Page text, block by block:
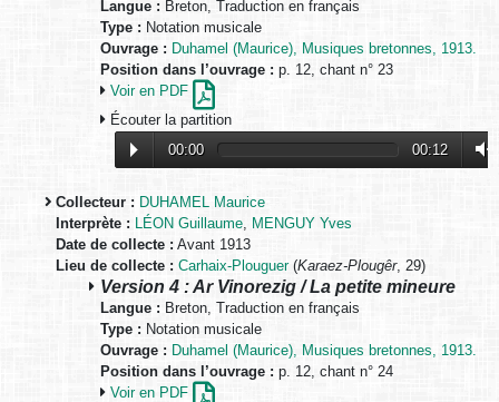
Langue : Breton, Traduction en français
Type : Notation musicale
Ouvrage : Duhamel (Maurice), Musiques bretonnes, 1913.
Position dans l’ouvrage : p. 12, chant n° 23
Voir en PDF
Écouter la partition
00:00
00:12
Collecteur : DUHAMEL Maurice
Interprète : LÉON Guillaume MENGUY Yves
Date de collecte : Avant 1913
Lieu de collecte : Carhaix-Plouguer(Karaez-Plougêr, 29)
Version 4 : Ar Vinorezig / La petite mineure
Langue : Breton, Traduction en français
Type : Notation musicale
Ouvrage : Duhamel (Maurice), Musiques bretonnes, 1913.
Position dans l’ouvrage : p. 12, chant n° 24
Voir en PDF